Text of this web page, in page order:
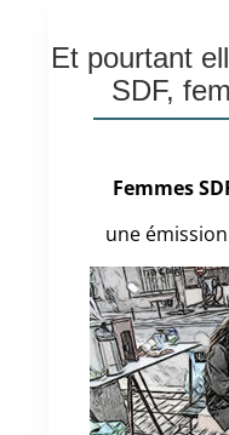
Et pourtant
SDF,
Femmes
une